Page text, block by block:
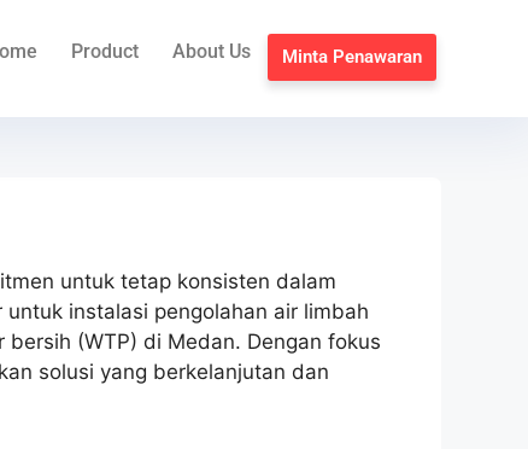
Product About Us Minta Penawaran
untuk tetap konsisten dalam
instalasi pengolahan air limbah
(WTP) di Medan. Dengan fokus
solusi yang berkelanjutan dan